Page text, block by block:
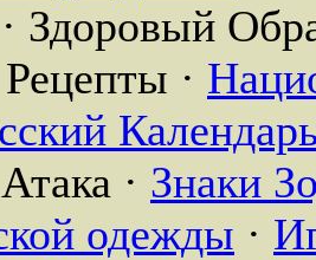
· Здоровый
·
· Знаки
одежды ·